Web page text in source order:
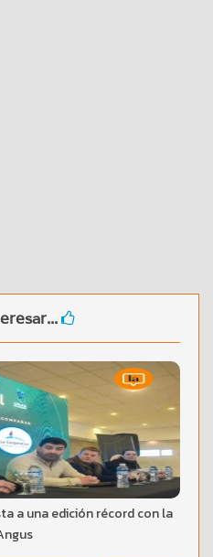
a una edición récord con la